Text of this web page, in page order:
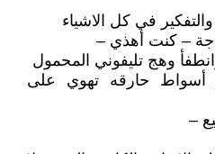
في كل الاشياء
– كنت أهذي –
وهج تليفوني المحمول
حارقه تهوي على
–